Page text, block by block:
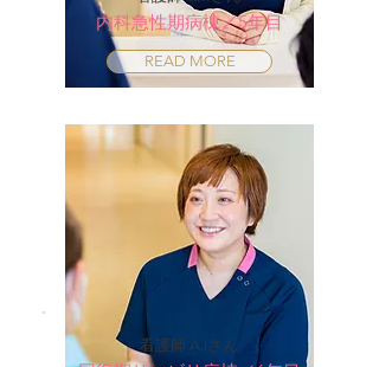
内科急性期病棟／5年目
READ MORE
看護師 A.Iさん